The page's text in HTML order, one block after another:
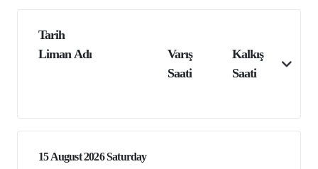
Tarih
Liman Adı
Varış
Saati
Kalkış
Saati
15 August 2026 Saturday